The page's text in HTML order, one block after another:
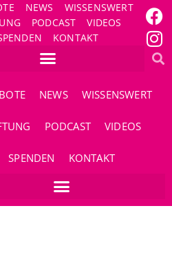
NEWS
WISSENSWERT
PODCAST
VIDEOS
KONTAKT
NEWS WISSENSWERT
PODCAST VIDEOS
SPENDEN KONTAKT